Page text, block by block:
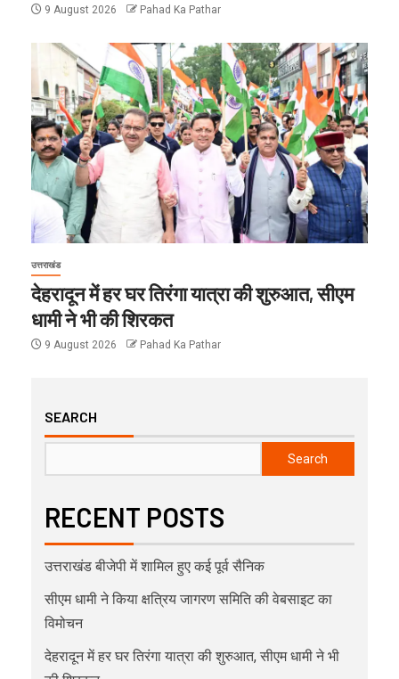
9 August 2026 Pahad Ka Pathar
उत्तराखंड
देहरादून में हर घर तिरंगा यात्रा की शुरुआत, सीएम
धामी ने भी की शिरकत
9 August 2026 Pahad Ka Pathar
SEARCH
Search
RECENT POSTS
उत्तराखंड बीजेपी में शामिल हुए कई पूर्व सैनिक
सीएम धामी ने किया क्षत्रिय जागरण समिति की वेबसाइट का
विमोचन
देहरादून में हर घर तिरंगा यात्रा की शुरुआत, सीएम धामी ने भी